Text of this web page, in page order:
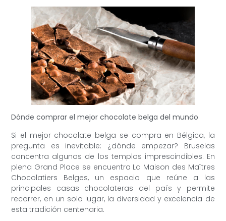
Dónde comprar el mejor chocolate belga del mundo
Si el mejor chocolate belga se compra en Bélgica, la
pregunta es inevitable: ¿dónde empezar? Bruselas
concentra algunos de los templos imprescindibles. En
plena Grand Place se encuentra La Maison des Maîtres
Chocolatiers Belges, un espacio que reúne a las
principales casas chocolateras del país y permite
recorrer, en un solo lugar, la diversidad y excelencia de
esta tradición centenaria.